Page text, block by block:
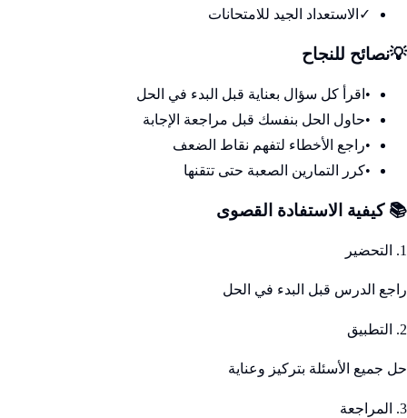
✓ الاستعداد الجيد للامتحانات
💡نصائح للنجاح
• اقرأ كل سؤال بعناية قبل البدء في الحل
•حاول الحل بنفسك قبل مراجعة الإجابة
•راجع الأخطاء لتفهم نقاط الضعف
•كرر التمارين الصعبة حتى تتقنها
📚 كيفية الاستفادة القصوى
1. التحضير
راجع الدرس قبل البدء في الحل
2. التطبيق
حل جميع الأسئلة بتركيز وعناية
3. المراجعة